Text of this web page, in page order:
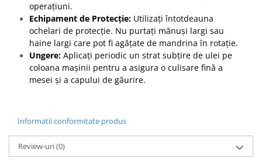
operațiuni.
Echipament de Protecție: Utilizați întotdeauna
ochelari de protecție. Nu purtați mănuși largi sau
haine largi care pot fi agățate de mandrina în rotație.
Ungere: Aplicați periodic un strat subțire de ulei pe
coloana mașinii pentru a asigura o culisare fină a
mesei și a capului de găurire.
Informatii conformitate produs
Review-uri(0)